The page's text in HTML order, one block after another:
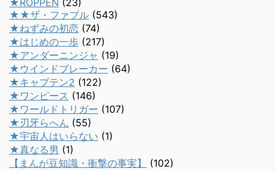
★ROPPEN (23)
★★ザ・ファブル (543)
★ねずみの初恋 (74)
★はじめの一歩 (217)
★アンダーニンジャ (19)
★ウインドブレーカー (64)
★キャプテン2 (122)
★ワンピース (146)
★ワールドトリガー (107)
★刃牙らへん (55)
★宇宙人はいらない (1)
★真なる男 (1)
【まんが豆知識・衝撃の事実】
(102)